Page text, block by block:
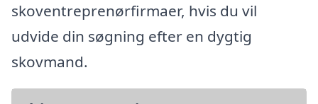
skoventreprenørfirmaer, hvis du vil
udvide din søgning efter en dygtig
skovmand.